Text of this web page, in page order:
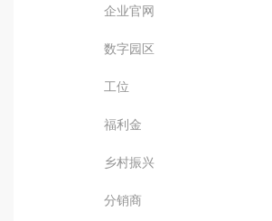
企业官网
数字园区
工位
福利金
乡村振兴
分销商